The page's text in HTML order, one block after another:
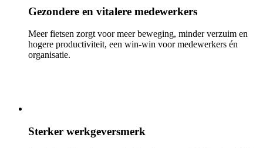
Gezondere en vitalere medewerkers
Meer fietsen zorgt voor meer beweging, minder verzuim en
hogere productiviteit, een win-win voor medewerkers én
organisatie.
Sterker werkgeversmerk